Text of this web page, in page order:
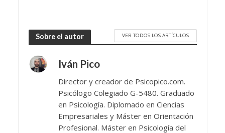
Sobre el autor VER TODOS LOS ARTÍCULOS
Iván Pico
Director y creador de Psicopico.com.
Psicólogo Colegiado G-5480. Graduado
en Psicología. Diplomado en Ciencias
Empresariales y Máster en Orientación
Profesional. Máster en Psicología del